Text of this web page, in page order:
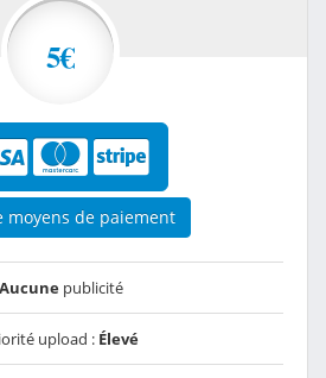
5€
moyens de paiement
Aucunepublicité
upload : Élevé